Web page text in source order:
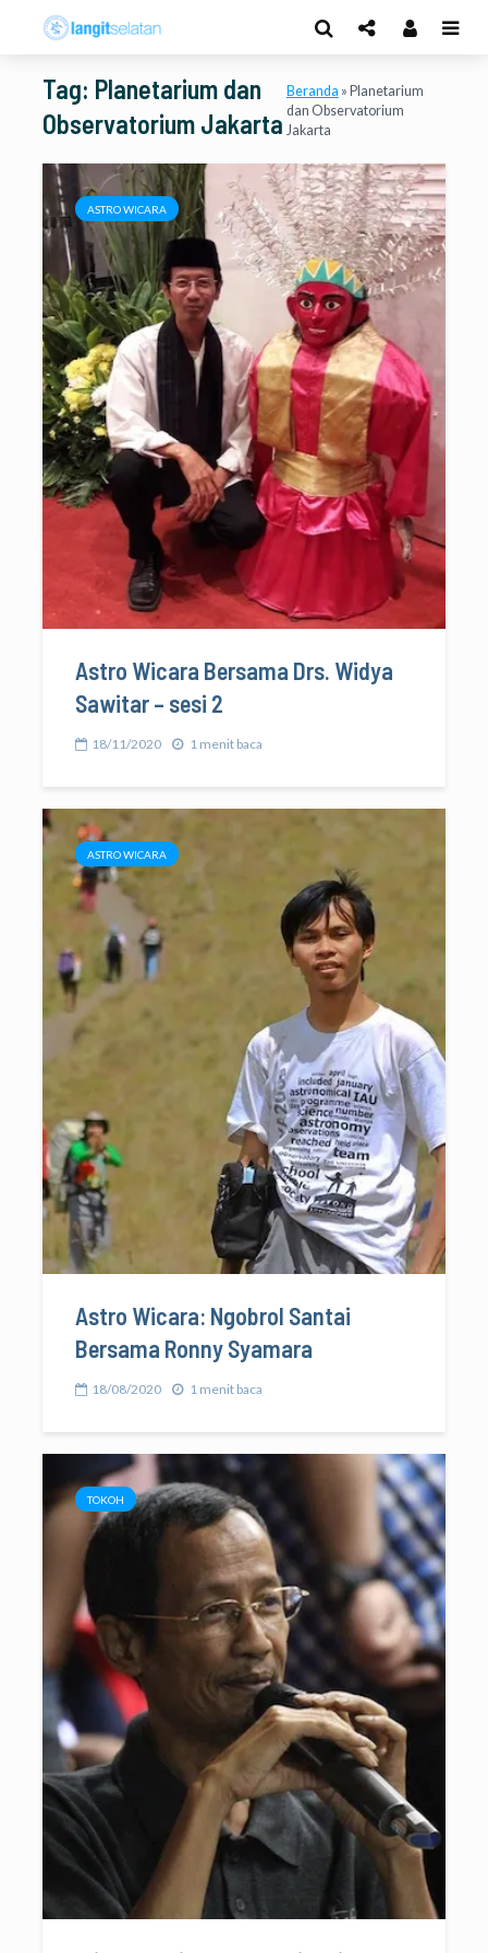
Tag: Planetarium dan
Observatorium Jakarta
Beranda » Planetarium
dan Observatorium
Jakarta
ASTRO WICARA
Astro Wicara Bersama Drs. Widya
Sawitar – sesi 2
18/11/2020 1 menit baca
ASTRO WICARA
Astro Wicara: Ngobrol Santai
Bersama Ronny Syamara
18/08/2020 1 menit baca
TOKOH